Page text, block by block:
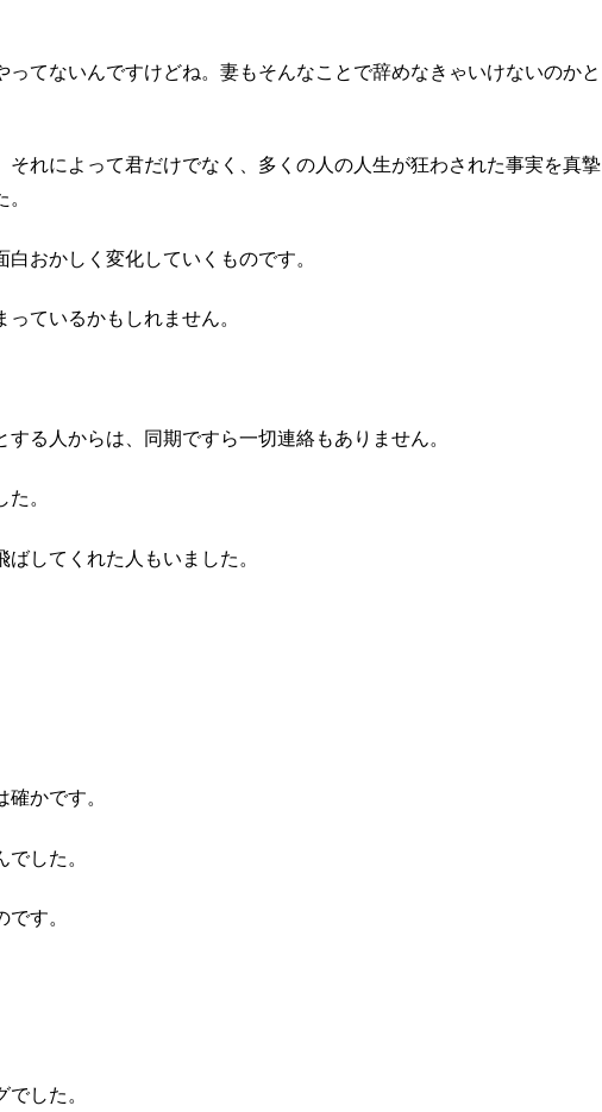
てないんですけどね。妻もそんなことで辞めなきゃいけないのかと
れによって君だけでなく、多くの人の人生が狂わされた事実を真摯
おかしく変化していくものです。
ているかもしれません。
る人からは、同期ですら一切連絡もありません。
。
してくれた人もいました。
かです。
した。
す。
した。